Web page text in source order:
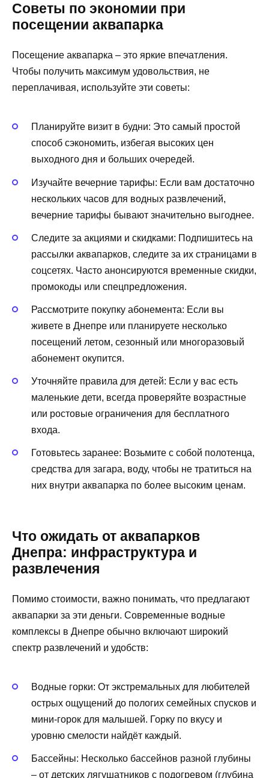
Советы по экономии при
посещении аквапарка
Посещение аквапарка – это яркие впечатления.
Чтобы получить максимум удовольствия, не
переплачивая, используйте эти советы:
Планируйте визит в будни: Это самый простой
способ сэкономить, избегая высоких цен
выходного дня и больших очередей.
Изучайте вечерние тарифы: Если вам достаточно
нескольких часов для водных развлечений,
вечерние тарифы бывают значительно выгоднее.
Следите за акциями и скидками: Подпишитесь на
рассылки аквапарков, следите за их страницами в
соцсетях. Часто анонсируются временные скидки,
промокоды или спецпредложения.
Рассмотрите покупку абонемента: Если вы
живете в Днепре или планируете несколько
посещений летом, сезонный или многоразовый
абонемент окупится.
Уточняйте правила для детей: Если у вас есть
маленькие дети, всегда проверяйте возрастные
или ростовые ограничения для бесплатного
входа.
Готовьтесь заранее: Возьмите с собой полотенца,
средства для загара, воду, чтобы не тратиться на
них внутри аквапарка по более высоким ценам.
Что ожидать от аквапарков
Днепра: инфраструктура и
развлечения
Помимо стоимости, важно понимать, что предлагают
аквапарки за эти деньги. Современные водные
комплексы в Днепре обычно включают широкий
спектр развлечений и удобств:
Водные горки: От экстремальных для любителей
острых ощущений до пологих семейных спусков и
мини-горок для малышей. Горку по вкусу и
уровню смелости найдёт каждый.
Бассейны: Несколько бассейнов разной глубины
– от детских лягушатников с подогревом (глубина